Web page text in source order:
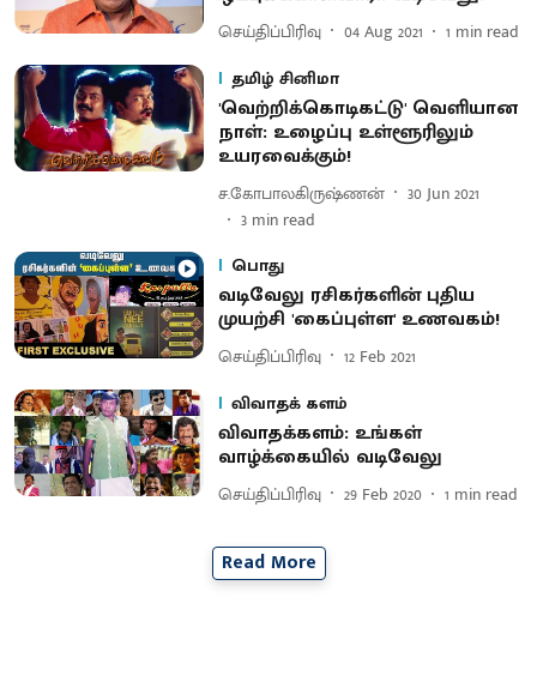
செய்திப்பிரிவு 04 Aug 2021 1 min read
தமிழ் சினிமா
'வெற்றிக்கொடிகட்டு' வெளியான
நாள்: உழைப்பு உள்ளூரிலும்
உயரவைக்கும்!
ச.கோபாலகிருஷ்ணன்
30 Jun 2021
3 min read
பொது
வடிவேலு ரசிகர்களின் புதிய
முயற்சி 'கைப்புள்ள' உணவகம்!
செய்திப்பிரிவு
12 Feb 2021
விவாதக் களம்
விவாதக்களம்: உங்கள்
வாழ்க்கையில் வடிவேலு
செய்திப்பிரிவு 29 Feb 2020 1 min read
Read More